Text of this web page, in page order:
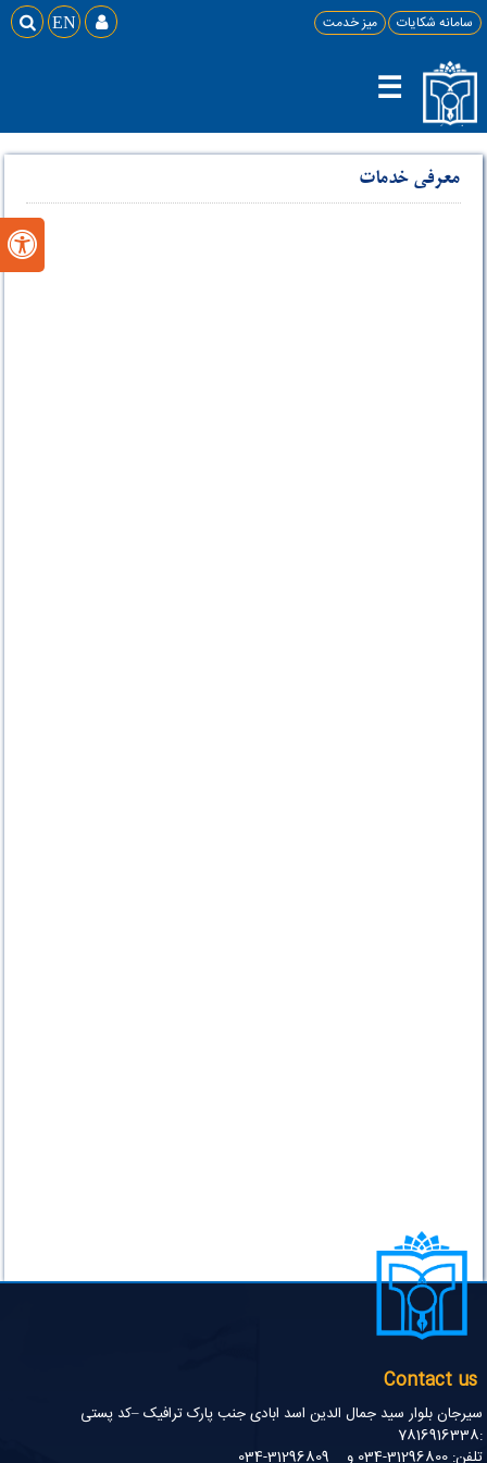
سامانه شکایات میز خدمت  EN 
☰
معرفی خدمات
Contact us
سیرجان بلوار سید جمال الدین اسد ابادی جنب پارک ترافیک –کد پستی
:7816916338
تلفن: 31296800-034 و 31296809-034
